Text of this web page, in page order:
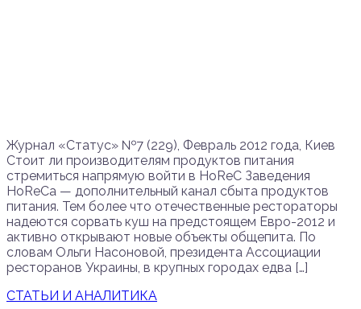
Журнал «Статус» №7 (229), Февраль 2012 года, Киев
Стоит ли производителям продуктов питания
стремиться напрямую войти в HоRеC Заведения
HоRеCa — дополнительный канал сбыта продуктов
питания. Тем более что отечественные рестораторы
надеются сорвать куш на предстоящем Евро-2012 и
активно открывают новые объекты общепита. По
словам Ольги Насоновой, президента Ассоциации
ресторанов Украины, в крупных городах едва […]
СТАТЬИ И АНАЛИТИКА